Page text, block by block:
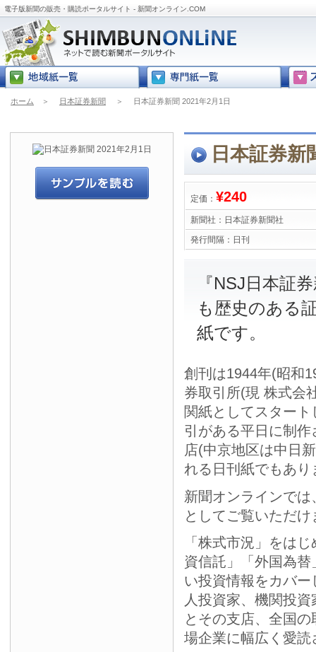
電子版新聞の販売・購読ポータルサイト - 新聞オンライン.COM
ホーム ＞ 日本証券新聞 ＞ 日本証券新聞 2021年2月1日
日本証券新
定価： ¥240
新聞社： 日本証券新聞社
発行間隔： 日刊
『NSJ日本証
も歴史のある
紙です。
創刊は1944年(昭和
券取引所(現 株式会
関紙としてスター
引がある平日に制
店(中京地区は中日
れる日刊紙でもあり
新聞オンラインで
としてご覧いただけ
「株式市況」をは
資信託」「外国為
い投資情報をカバ
人投資家、機関投
とその支店、全国
場企業に幅広く愛読